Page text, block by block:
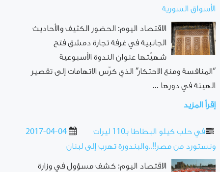
الأسواق السورية
الاقتصاد اليوم: الحضور الكثيف والأحاديث
الجانبية في غرفة تجارة دمشق فتح
شهيّتها عنوان الندوة الأسبوعية
“المنافسة ومنع الاحتكار” الذي كرّس الاتهامات إلى تقصير
الهيئة في دورها ...
إقرأ المزيد
2017-04-04
في حلب كيلو البطاطا بـ110 ليرات
ونستورد من مصر!!..والبندورة تهرب إلى لبنان
الاقتصاد اليوم: كشف مسؤول في وزارة